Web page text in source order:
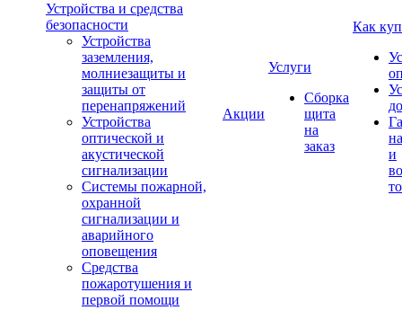
Устройства и средства
безопасности
Устройства
заземления,
молниезащиты и
защиты от
перенапряжений
Устройства
оптической и
акустической
сигнализации
Системы пожарной,
охранной
сигнализации и
аварийного
оповещения
Средства
пожаротушения и
первой помощи
Акции
Услуги
Сборка
щита
на
заказ
Как
и